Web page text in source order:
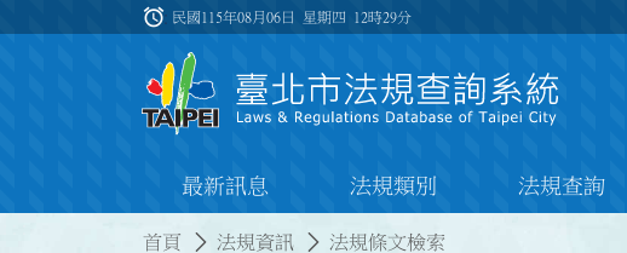
:::
alarm 民國115年08月06日 星期四 12時29分
最新訊息 法規類別 法規查詢
首頁 法規資訊 法規條文檢索